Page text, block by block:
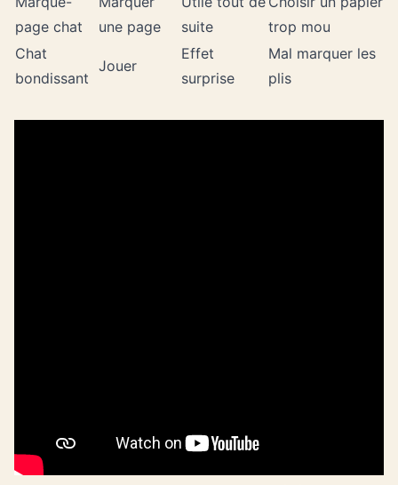
page chat
une page
suite
trop mou
Chat
bondissant
Jouer
Effet
surprise
Mal marquer les
plis